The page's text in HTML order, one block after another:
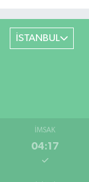
İSTANBUL
İMSAK
04:17